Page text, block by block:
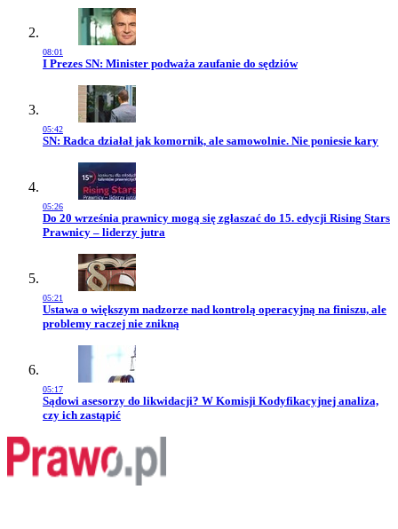
08:01
Przejdź do artykułu:
I Prezes SN: Minister podważa zaufanie do sędziów
05:42
Przejdź do artykułu:
SN: Radca działał jak komornik, ale samowolnie. Nie poniesie kary
05:26
Przejdź do artykułu:
Do 20 września prawnicy mogą się zgłaszać do 15. edycji Rising Stars
Prawnicy – liderzy jutra
05:21
Przejdź do artykułu:
Ustawa o większym nadzorze nad kontrolą operacyjną na finiszu, ale
problemy raczej nie znikną
05:17
Przejdź do artykułu:
Sądowi asesorzy do likwidacji? W Komisji Kodyfikacyjnej analiza,
czy ich zastąpić